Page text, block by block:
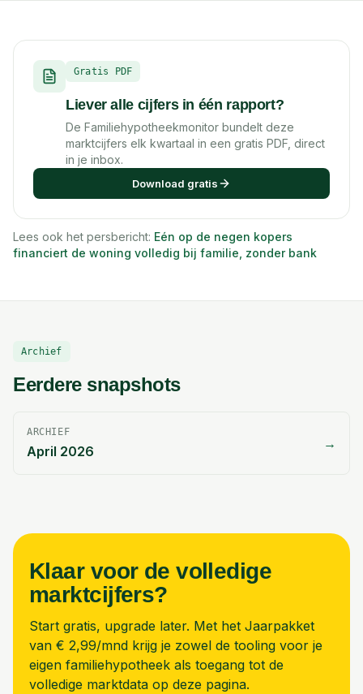
Gratis PDF
Liever alle cijfers in één rapport?
De Familiehypotheekmonitor bundelt deze
marktcijfers elk kwartaal in een gratis PDF, direct
in je inbox.
Download gratis
Lees ook het persbericht: Eén op de negen kopers
financiert de woning volledig bij familie, zonder bank
Archief
Eerdere snapshots
ARCHIEF
April 2026 →
Klaar voor de volledige
marktcijfers?
Start gratis, upgrade later. Met het Jaarpakket
van € 2,99/mnd krijg je zowel de tooling voor je
eigen familiehypotheek als toegang tot de
volledige marktdata op deze pagina.